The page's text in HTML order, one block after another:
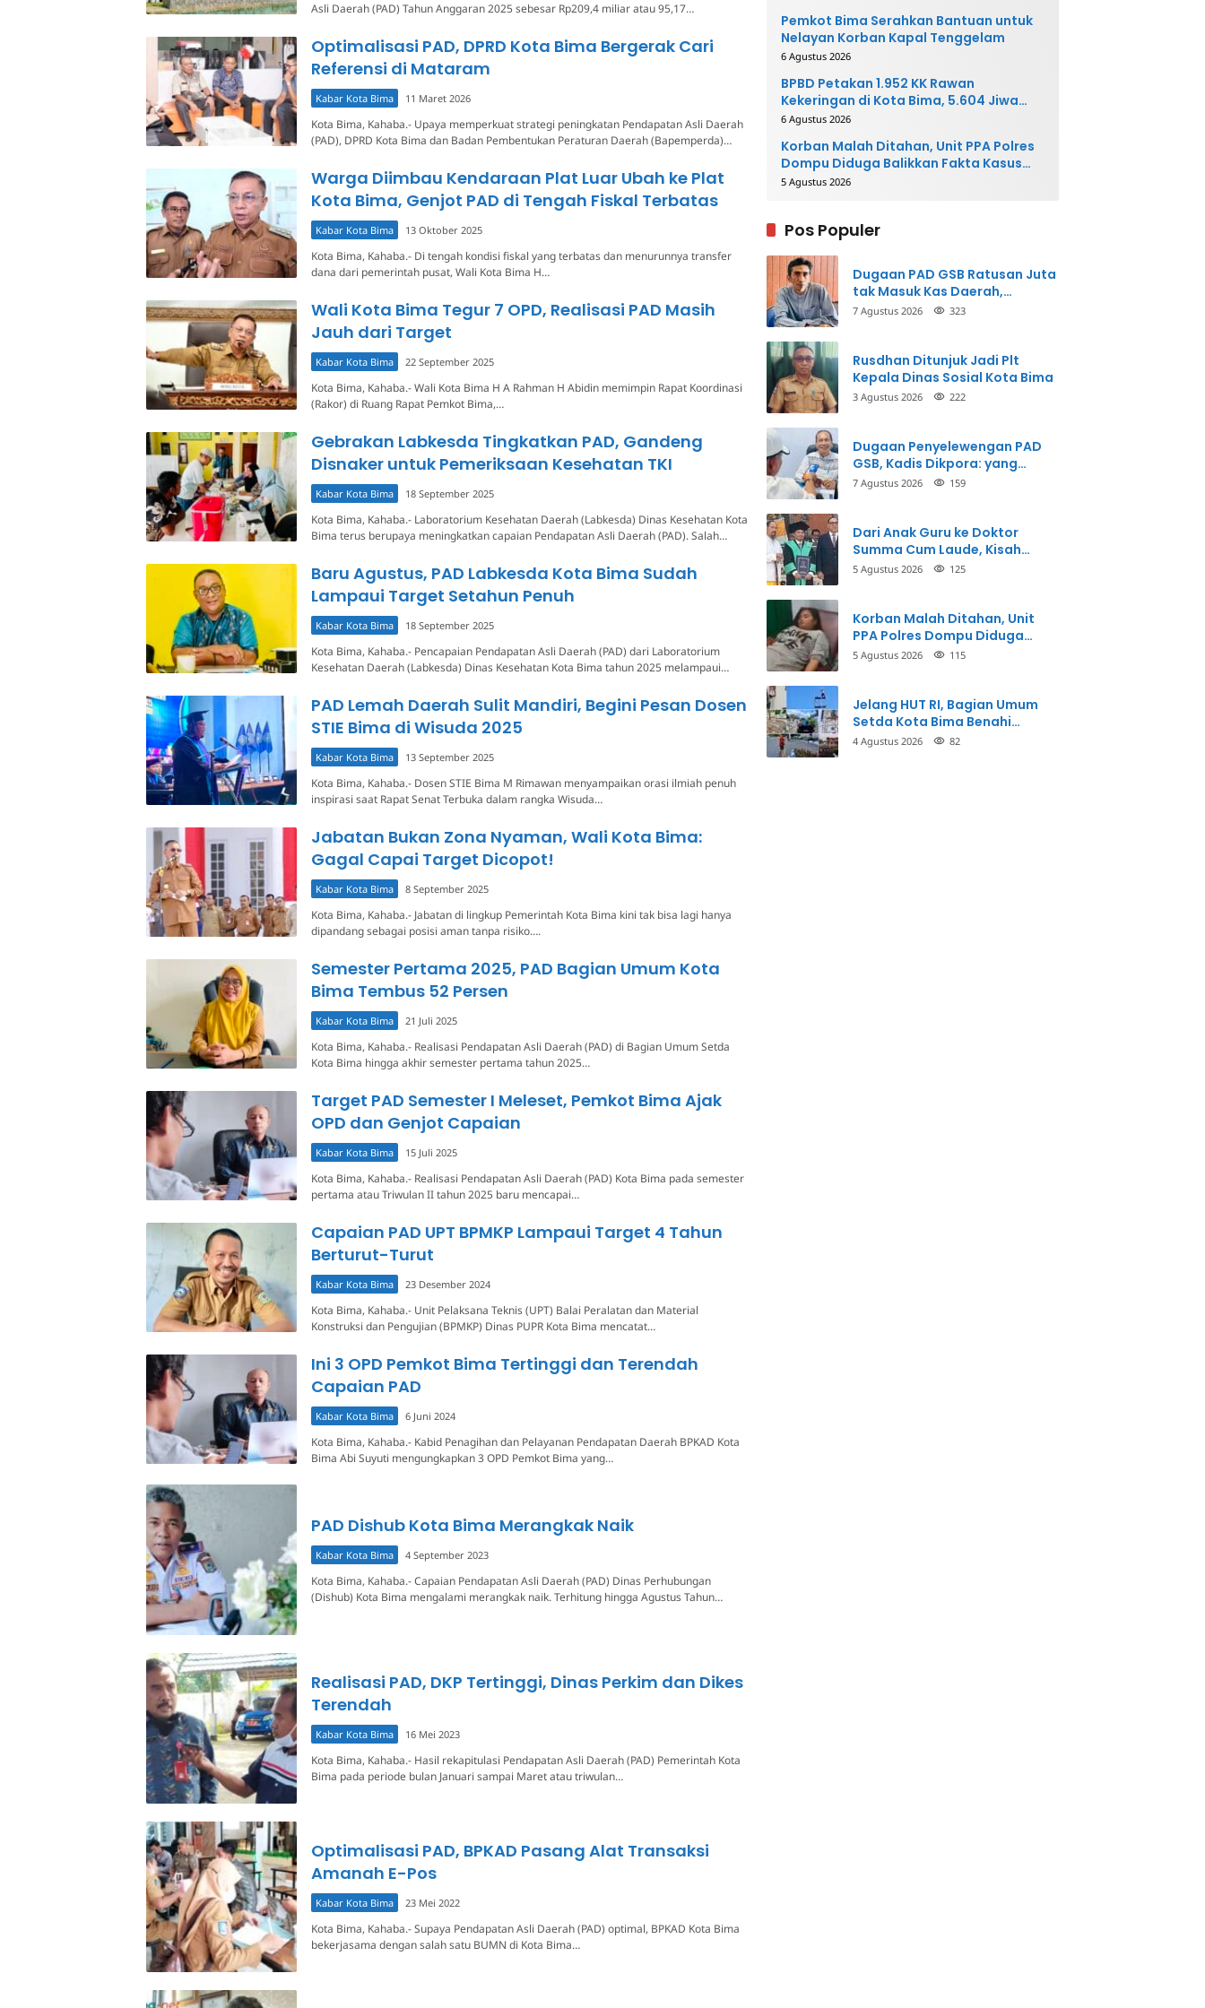
Asli Daerah (PAD) Tahun Anggaran 2025 sebesar Rp209,4 miliar atau 95,17…
Optimalisasi PAD, DPRD Kota Bima Bergerak Cari
Referensi di Mataram
Kabar Kota Bima 11 Maret 2026
Kota Bima, Kahaba.- Upaya memperkuat strategi peningkatan Pendapatan Asli Daerah
(PAD), DPRD Kota Bima dan Badan Pembentukan Peraturan Daerah (Bapemperda)…
Warga Diimbau Kendaraan Plat Luar Ubah ke Plat
Kota Bima, Genjot PAD di Tengah Fiskal Terbatas
Kabar Kota Bima 13 Oktober 2025
Kota Bima, Kahaba.- Di tengah kondisi fiskal yang terbatas dan menurunnya transfer
dana dari pemerintah pusat, Wali Kota Bima H…
Wali Kota Bima Tegur 7 OPD, Realisasi PAD Masih
Jauh dari Target
Kabar Kota Bima 22 September 2025
Kota Bima, Kahaba.- Wali Kota Bima H A Rahman H Abidin memimpin Rapat Koordinasi
(Rakor) di Ruang Rapat Pemkot Bima,…
Gebrakan Labkesda Tingkatkan PAD, Gandeng
Disnaker untuk Pemeriksaan Kesehatan TKI
Kabar Kota Bima 18 September 2025
Kota Bima, Kahaba.- Laboratorium Kesehatan Daerah (Labkesda) Dinas Kesehatan Kota
Bima terus berupaya meningkatkan capaian Pendapatan Asli Daerah (PAD). Salah…
Baru Agustus, PAD Labkesda Kota Bima Sudah
Lampaui Target Setahun Penuh
Kabar Kota Bima 18 September 2025
Kota Bima, Kahaba.- Pencapaian Pendapatan Asli Daerah (PAD) dari Laboratorium
Kesehatan Daerah (Labkesda) Dinas Kesehatan Kota Bima tahun 2025 melampaui…
PAD Lemah Daerah Sulit Mandiri, Begini Pesan Dosen
STIE Bima di Wisuda 2025
Kabar Kota Bima 13 September 2025
Kota Bima, Kahaba.- Dosen STIE Bima M Rimawan menyampaikan orasi ilmiah penuh
inspirasi saat Rapat Senat Terbuka dalam rangka Wisuda…
Jabatan Bukan Zona Nyaman, Wali Kota Bima:
Gagal Capai Target Dicopot!
Kabar Kota Bima 8 September 2025
Kota Bima, Kahaba.- Jabatan di lingkup Pemerintah Kota Bima kini tak bisa lagi hanya
dipandang sebagai posisi aman tanpa risiko….
Semester Pertama 2025, PAD Bagian Umum Kota
Bima Tembus 52 Persen
Kabar Kota Bima 21 Juli 2025
Kota Bima, Kahaba.- Realisasi Pendapatan Asli Daerah (PAD) di Bagian Umum Setda
Kota Bima hingga akhir semester pertama tahun 2025…
Target PAD Semester I Meleset, Pemkot Bima Ajak
OPD dan Genjot Capaian
Kabar Kota Bima 15 Juli 2025
Kota Bima, Kahaba.- Realisasi Pendapatan Asli Daerah (PAD) Kota Bima pada semester
pertama atau Triwulan II tahun 2025 baru mencapai…
Capaian PAD UPT BPMKP Lampaui Target 4 Tahun
Berturut-Turut
Kabar Kota Bima 23 Desember 2024
Kota Bima, Kahaba.- Unit Pelaksana Teknis (UPT) Balai Peralatan dan Material
Konstruksi dan Pengujian (BPMKP) Dinas PUPR Kota Bima mencatat…
Ini 3 OPD Pemkot Bima Tertinggi dan Terendah
Capaian PAD
Kabar Kota Bima 6 Juni 2024
Kota Bima, Kahaba.- Kabid Penagihan dan Pelayanan Pendapatan Daerah BPKAD Kota
Bima Abi Suyuti mengungkapkan 3 OPD Pemkot Bima yang…
PAD Dishub Kota Bima Merangkak Naik
Kabar Kota Bima 4 September 2023
Kota Bima, Kahaba.- Capaian Pendapatan Asli Daerah (PAD) Dinas Perhubungan
(Dishub) Kota Bima mengalami merangkak naik. Terhitung hingga Agustus Tahun…
Realisasi PAD, DKP Tertinggi, Dinas Perkim dan Dikes
Terendah
Kabar Kota Bima 16 Mei 2023
Kota Bima, Kahaba.- Hasil rekapitulasi Pendapatan Asli Daerah (PAD) Pemerintah Kota
Bima pada periode bulan Januari sampai Maret atau triwulan…
Optimalisasi PAD, BPKAD Pasang Alat Transaksi
Amanah E-Pos
Kabar Kota Bima 23 Mei 2022
Kota Bima, Kahaba.- Supaya Pendapatan Asli Daerah (PAD) optimal, BPKAD Kota Bima
bekerjasama dengan salah satu BUMN di Kota Bima…
Pemkot Bima Serahkan Bantuan untuk
Nelayan Korban Kapal Tenggelam
6 Agustus 2026
BPBD Petakan 1.952 KK Rawan
Kekeringan di Kota Bima, 5.604 Jiwa
Berpotensi Terdampak
6 Agustus 2026
Korban Malah Ditahan, Unit PPA Polres
Dompu Diduga Balikkan Fakta Kasus
Penganiayaan
5 Agustus 2026
Pos Populer
Dugaan PAD GSB Ratusan Juta
tak Masuk Kas Daerah,
Inspektorat Panggil Pihak
7 Agustus 2026 323
Rusdhan Ditunjuk Jadi Plt
Kepala Dinas Sosial Kota Bima
3 Agustus 2026 222
Dugaan Penyelewengan PAD
GSB, Kadis Dikpora: yang
Bersangkutan Akui
7 Agustus 2026 159
Dari Anak Guru ke Doktor
Summa Cum Laude, Kisah
Taman Firdaus Menginspirasi
5 Agustus 2026 125
Korban Malah Ditahan, Unit
PPA Polres Dompu Diduga
Balikkan Fakta Kasus
5 Agustus 2026 115
Jelang HUT RI, Bagian Umum
Setda Kota Bima Benahi
Kantor Pemkot
4 Agustus 2026 82